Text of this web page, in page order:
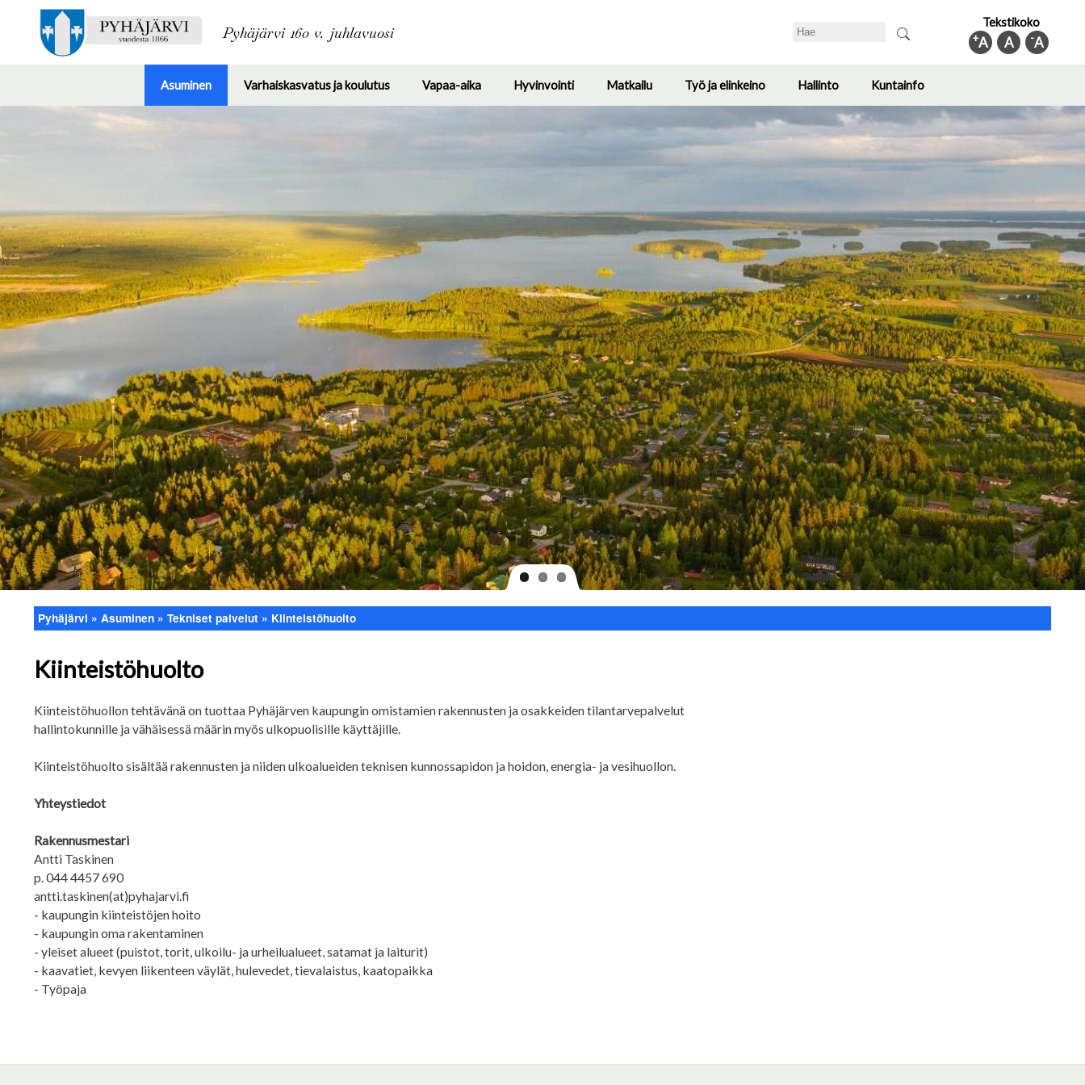
Pyhäjärvi 160 v. juhlavuosi Search Tekstikoko
-A
A
+A
Asuminen
Toggle
submenu
Varhaiskasvatus ja koulutus
Toggle
submenu
Vapaa-aika
Toggle
submenu
Hyvinvointi
Toggle
submenu
Matkailu
submenu
Työ ja elinkeino
Toggle
submenu
Hallinto
Toggle
submenu
Kuntainfo
submenu
Murupolku
Pyhäjärvi Asuminen Tekniset palvelut Kiinteistöhuolto
Kiinteistöhuolto
Kiinteistöhuollon tehtävänä on tuottaa Pyhäjärven kaupungin omistamien rakennusten ja osakkeiden tilantarvepalvelut
hallintokunnille ja vähäisessä määrin myös ulkopuolisille käyttäjille.
Kiinteistöhuolto sisältää rakennusten ja niiden ulkoalueiden teknisen kunnossapidon ja hoidon, energia- ja vesihuollon.
Yhteystiedot
Rakennusmestari
Antti Taskinen
p. 044 4457 690
antti.taskinen(at)pyhajarvi.fi
- kaupungin kiinteistöjen hoito
- kaupungin oma rakentaminen
- yleiset alueet (puistot, torit, ulkoilu- ja urheilualueet, satamat ja laiturit)
- kaavatiet, kevyen liikenteen väylät, hulevedet, tievalaistus, kaatopaikka
- Työpaja